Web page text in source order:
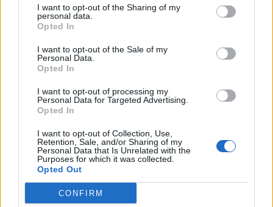
I want to opt-out of the Sharing of my
personal data.
Opted In
I want to opt-out of the Sale of my
Personal Data.
Opted In
I want to opt-out of processing my
Personal Data for Targeted Advertising.
Opted In
I want to opt-out of Collection, Use,
Retention, Sale, and/or Sharing of my
Personal Data that Is Unrelated with the
Purposes for which it was collected.
Opted Out
CONFIRM
Στο 11,2% μειώθηκε η
ανεργία το β’ τρίμηνο
εφέτος
Απεργία ΠΝΟ –
ΠΕΝΕΝ: Δεμένα τα
ΟΙΚΟΝΟΜΊΑ
Ούρσουλα φον ντερ
Λάιεν: Μπορούν να
δοθούν έως και 2,2 δις
ευρώ στην Ελλάδα –…
ΕΛΛΆΔΑ
Δικαίωση του δήμου
Θεσσαλονίκης από το
Ελεγκτικό Συνέδριο
ΠΡΟΗΓΟΎΜΕΝΗ ΣΕΛΊΔΑ ΕΠΌΜΕΝΗ ΣΕΛΊΔΑ